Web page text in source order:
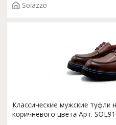
Solazzo
Классические мужские туфли
коричневого цвета Арт.